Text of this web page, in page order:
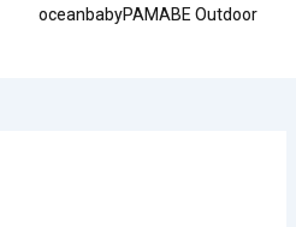
oceanbabyPAMABE Outdoor